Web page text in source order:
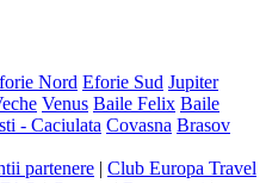
Nord Eforie Sud Jupiter
Venus Baile Felix Baile
- Caciulata Covasna Brasov
partenere | Club Europa Travel